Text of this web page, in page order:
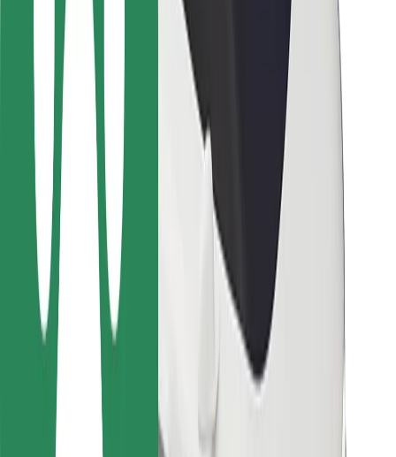
Soporte
Para usuarios
Para conductores
Para repartidores
Bolt Food
Para propietarios de flota
Para restaurantes
Bolt para empresas
Otros
Proveedores
Términos y Condiciones
Cookies
¡Conseguí un viaje en minutos!